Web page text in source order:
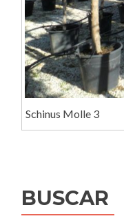
Schinus Molle 3
BUSCAR